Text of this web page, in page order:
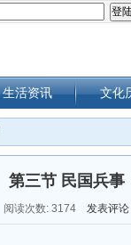
生活资讯 文化
第三节 民国兵事
阅读次数: 3174 发表评论